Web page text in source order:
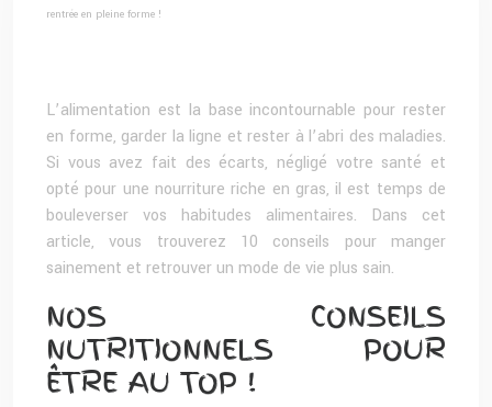
rentrée en pleine forme !
L’alimentation est la base incontournable pour rester
en forme, garder la ligne et rester à l’abri des maladies.
Si vous avez fait des écarts, négligé votre santé et
opté pour une nourriture riche en gras, il est temps de
bouleverser vos habitudes alimentaires. Dans cet
article, vous trouverez 10 conseils pour manger
sainement et retrouver un mode de vie plus sain.
NOS CONSEILS
NUTRITIONNELS POUR
ÊTRE AU TOP !